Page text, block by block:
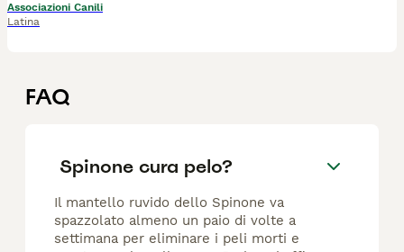
Associazioni Canili
Latina
FAQ
Spinone cura pelo?
Il mantello ruvido dello Spinone va
spazzolato almeno un paio di volte a
settimana per eliminare i peli morti e